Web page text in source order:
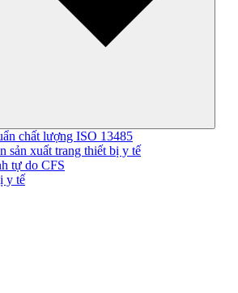
chất lượng ISO 13485
sản xuất trang thiết bị y tế
tự do CFS
y tế